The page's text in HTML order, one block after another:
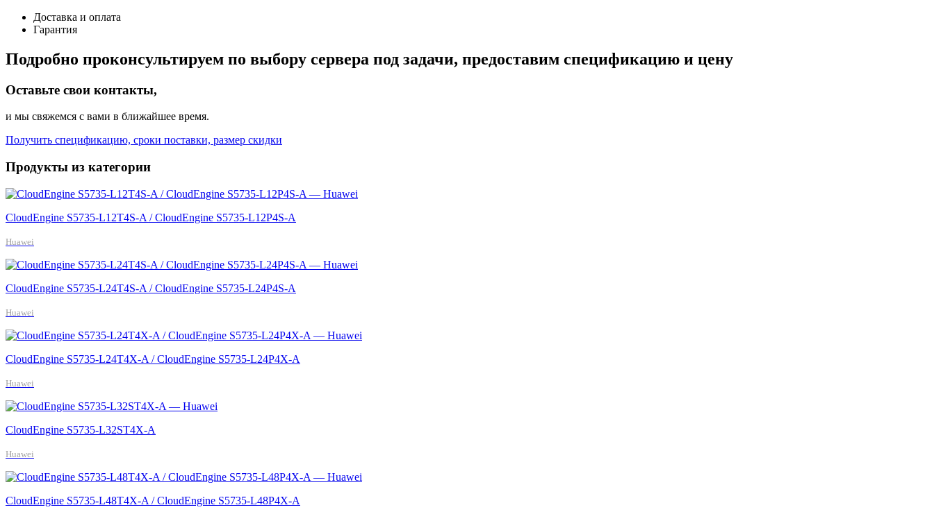
Доставка и оплата
Гарантия
Подробно проконсультируем по выбору сервера под задачи, предоставим спецификацию и цену
Оставьте свои контакты,
и мы свяжемся с вами в ближайшее время.
Получить спецификацию, сроки поставки, размер скидки
Продукты из категории
CloudEngine S5735-L12T4S-A / CloudEngine S5735-L12P4S-A
Huawei
CloudEngine S5735-L24T4S-A / CloudEngine S5735-L24P4S-A
Huawei
CloudEngine S5735-L24T4X-A / CloudEngine S5735-L24P4X-A
Huawei
CloudEngine S5735-L32ST4X-A
Huawei
CloudEngine S5735-L48T4X-A / CloudEngine S5735-L48P4X-A